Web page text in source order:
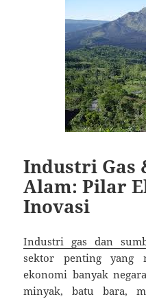
Industri Gas
Alam: Pilar
Inovasi
Industri gas dan
sektor penting yang
ekonomi banyak
minyak, batu bara,